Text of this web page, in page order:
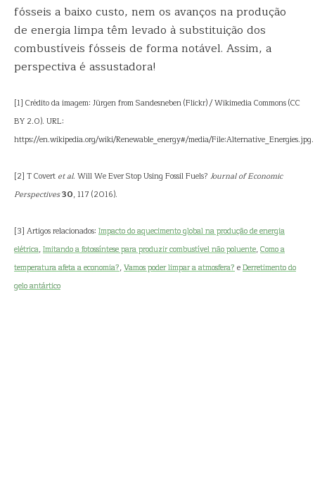
fósseis a baixo custo, nem os avanços na produção
de energia limpa têm levado à substituição dos
combustíveis fósseis de forma notável. Assim, a
perspectiva é assustadora!
[1] Crédito da imagem: Jürgen from Sandesneben (Flickr) / Wikimedia Commons (CC
BY 2.0). URL:
https://en.wikipedia.org/wiki/Renewable_energy#/media/File:Alternative_Energies.jpg.
[2] T Covert et al. Will We Ever Stop Using Fossil Fuels? Journal of Economic
Perspectives30, 117 (2016).
[3] Artigos relacionados: Impacto do aquecimento global na produção de energia
elétrica,Imitando a fotossíntese para produzir combustível não poluente,Como a
temperatura afeta a economia?,Vamos poder limpar a atmosfera?eDerretimento do
gelo antártico